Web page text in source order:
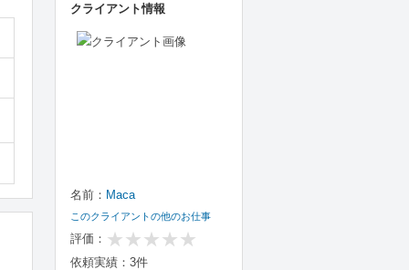
クライアント情報
名前： Maca
このクライアントの他のお仕事
評価：
依頼実績：3件